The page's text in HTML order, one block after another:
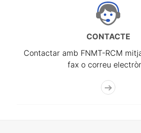
CONTACTE
Contactar amb FNMT-RCM
fax o correu